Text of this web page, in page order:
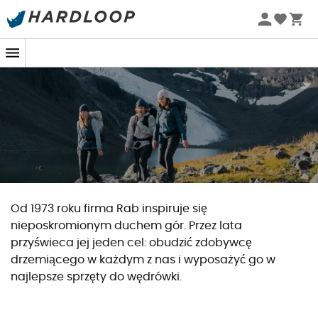
Letnie promocje 🔥 -5% DODATKOWO przy zakupie 2
Od 1973 roku firma Rab inspiruje się
nieposkromionym duchem gór. Przez lata
przyświeca jej jeden cel: obudzić zdobywcę
drzemiącego w każdym z nas i wyposażyć go w
najlepsze sprzęty do wędrówki.